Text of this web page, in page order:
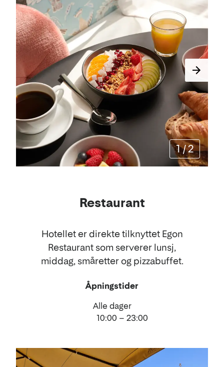
1 /2
Restaurant
Hotellet er direkte tilknyttet Egon
Restaurant som serverer lunsj,
middag, småretter og pizzabuffet.
Åpningstider
Alle dager
10:00 – 23:00